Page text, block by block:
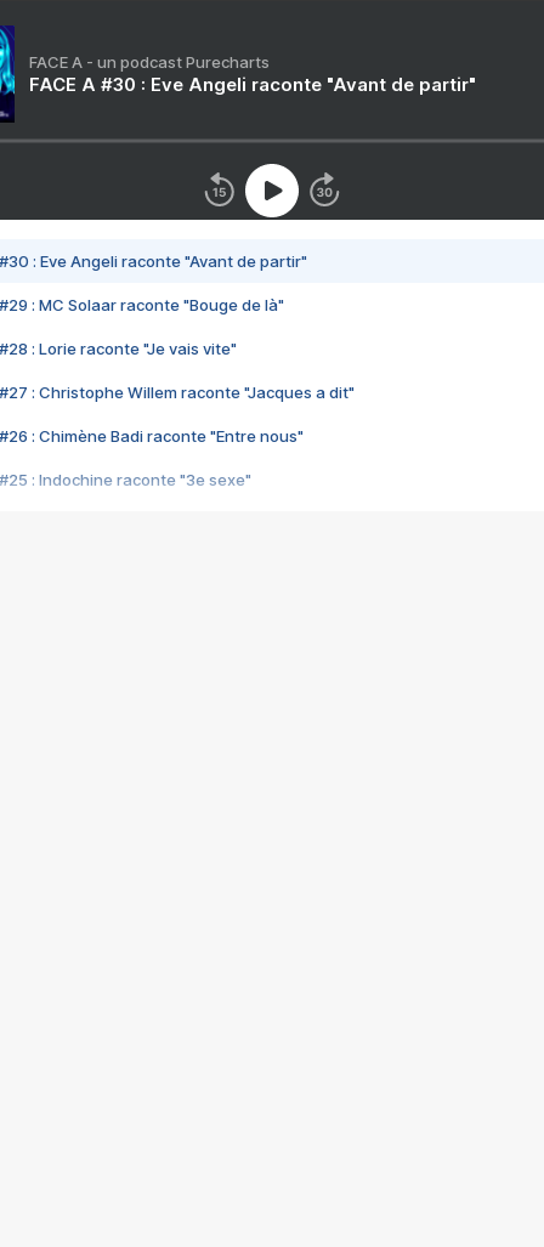
FACE A - un podcast Purecharts
FACE A #30 : Eve Angeli raconte "Avant de partir"
#30 : Eve Angeli raconte "Avant de partir"
#29 : MC Solaar raconte "Bouge de là"
#28 : Lorie raconte "Je vais vite"
#27 : Christophe Willem raconte "Jacques a dit"
#26 : Chimène Badi raconte "Entre nous"
#25 : Indochine raconte "3e sexe"